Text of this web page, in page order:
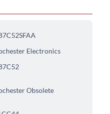
Electronics
Obsolete